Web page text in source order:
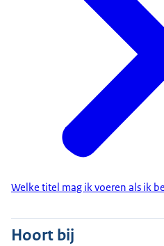
Welke titel mag ik voeren als ik
Hoort bij